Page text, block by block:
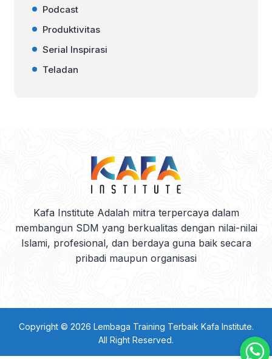
Podcast
Produktivitas
Serial Inspirasi
Teladan
Kafa Institute Adalah mitra terpercaya dalam
membangun SDM yang berkualitas dengan nilai-nilai
Islami, profesional, dan berdaya guna baik secara
pribadi maupun organisasi
Copyright © 2026 Lembaga Training Terbaik Kafa Institute.
All Right Reserved.